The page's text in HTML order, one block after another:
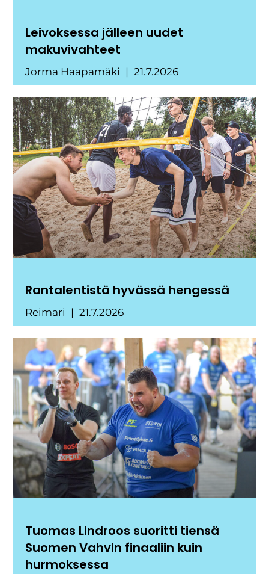
Leivoksessa jälleen uudet
makuvivahteet
Jorma Haapamäki 21.7.2026
Rantalentistä hyvässä hengessä
Reimari 21.7.2026
Tuomas Lindroos suoritti tiensä
Suomen Vahvin finaaliin kuin
hurmoksessa